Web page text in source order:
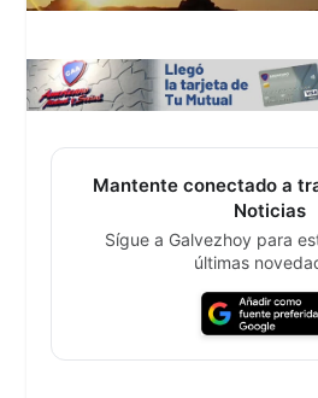
Mantente conectado a
Noticias
Sígue a Galvezhoy para
últimas